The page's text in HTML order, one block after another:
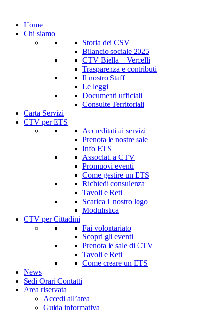
Home
Chi siamo
Storia dei CSV
Bilancio sociale 2025
CTV Biella – Vercelli
Trasparenza e contributi
Il nostro Staff
Le leggi
Documenti ufficiali
Consulte Territoriali
Carta Servizi
CTV per ETS
Accreditati ai servizi
Prenota le nostre sale
Info ETS
Associati a CTV
Promuovi eventi
Come gestire un ETS
Richiedi consulenza
Tavoli e Reti
Scarica il nostro logo
Modulistica
CTV per Cittadini
Fai volontariato
Scopri gli eventi
Prenota le sale di CTV
Tavoli e Reti
Come creare un ETS
News
Sedi Orari Contatti
Area riservata
Accedi all’area
Guida informativa